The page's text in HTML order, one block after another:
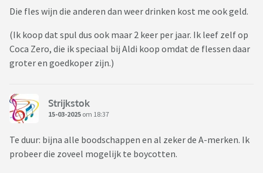
Die fles wijn die anderen dan weer drinken kost me ook geld.
(Ik koop dat spul dus ook maar 2 keer per jaar. Ik leef zelf op
Coca Zero, die ik speciaal bij Aldi koop omdat de flessen daar
groter en goedkoper zijn.)
Strijkstok
15-03-2025 om 18:37
Te duur: bijna alle boodschappen en al zeker de A-merken. Ik
probeer die zoveel mogelijk te boycotten.